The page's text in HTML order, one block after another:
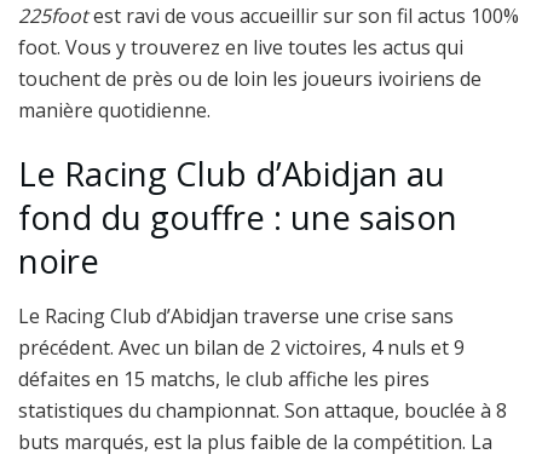
225footest ravi de vous accueillir sur son fil actus 100%
foot. Vous y trouverez en live toutes les actus qui
touchent de près ou de loin les joueurs ivoiriens de
manière quotidienne.
Le Racing Club d’Abidjan au
fond du gouffre : une saison
noire
Le Racing Club d’Abidjan traverse une crise sans
précédent. Avec un bilan de 2 victoires, 4 nuls et 9
défaites en 15 matchs, le club affiche les pires
statistiques du championnat. Son attaque, bouclée à 8
buts marqués, est la plus faible de la compétition. La